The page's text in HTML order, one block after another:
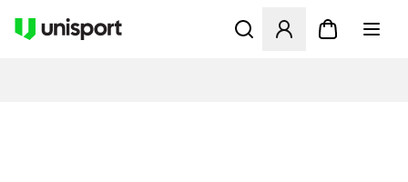
Opent een venster om in